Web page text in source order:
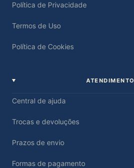
Política de Privacidade
Termos de Uso
Política de Cookies
ATENDIMENTO
Central de ajuda
Trocas e devoluções
Prazos de envio
Formas de pagamento